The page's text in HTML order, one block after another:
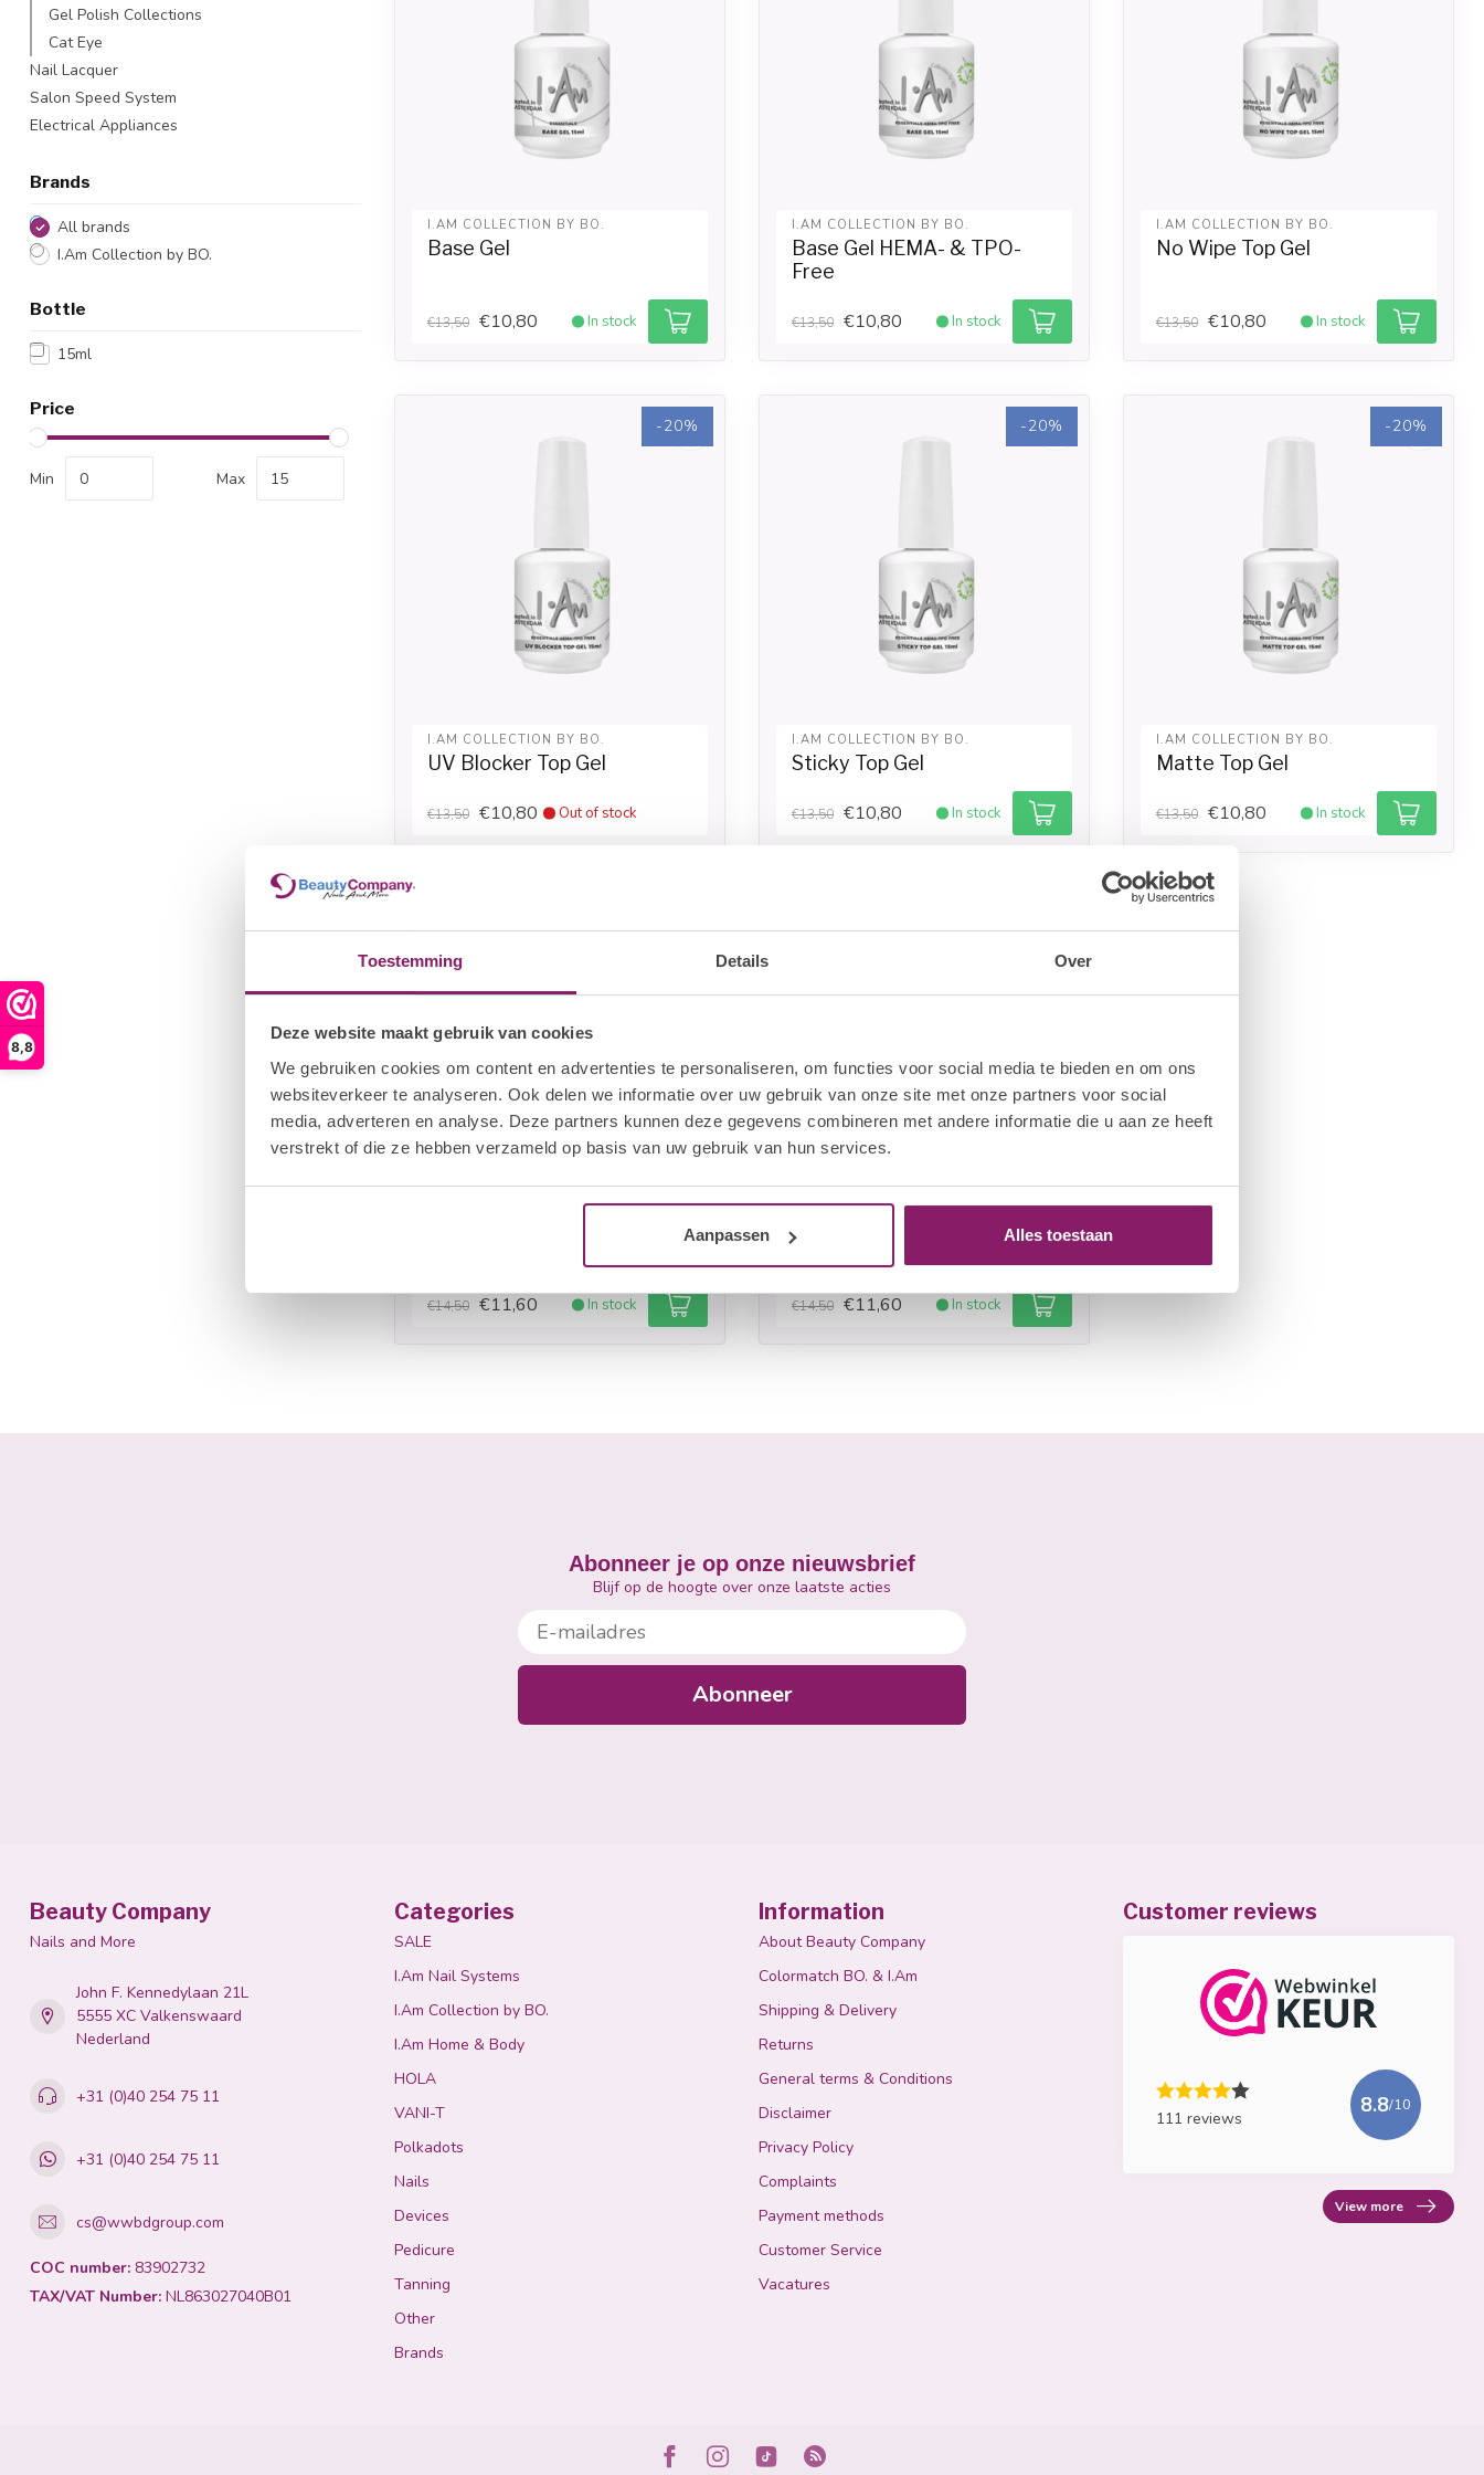
Toestemming Details Over
Deze website maakt gebruik van cookies
We gebruiken cookies om content en advertenties te personaliseren, om functies voor social media te bieden en om ons
websiteverkeer te analyseren. Ook delen we informatie over uw gebruik van onze site met onze partners voor social
media, adverteren en analyse. Deze partners kunnen deze gegevens combineren met andere informatie die u aan ze heeft
verstrekt of die ze hebben verzameld op basis van uw gebruik van hun services.
Aanpassen Alles toestaan
8,8
Gel Polish Collections
Cat Eye
Nail Lacquer
Salon Speed System
Electrical Appliances
Brands
All brands
I.Am Collection by BO.
Bottle
15ml
Price
Min Max
I.AM COLLECTION BY BO.
Base Gel
€13,50 €10,80 In stock
I.AM COLLECTION BY BO.
Base Gel HEMA- & TPO-
Free
€13,50 €10,80 In stock
I.AM COLLECTION BY BO.
No Wipe Top Gel
€13,50 €10,80 In stock
-20%
I.AM COLLECTION BY BO.
UV Blocker Top Gel
€13,50 €10,80 Out of stock
-20%
I.AM COLLECTION BY BO.
Sticky Top Gel
€13,50 €10,80 In stock
-20%
I.AM COLLECTION BY BO.
Matte Top Gel
€13,50 €10,80 In stock
€14,50 €11,60 In stock
I.AM COLLECTION BY BO.
€14,50 €11,60 In stock
Abonneer je op onze nieuwsbrief
Blijf op de hoogte over onze laatste acties
E-mailadres
Abonneer
Beauty Company
Nails and More
John F. Kennedylaan 21L
5555 XC Valkenswaard
Nederland
+31 (0)40 254 75 11
+31 (0)40 254 75 11
cs@wwbdgroup.com
COC number: 83902732
TAX/VAT Number: NL863027040B01
Categories
SALE
I.Am Nail Systems
I.Am Collection by BO.
I.Am Home & Body
HOLA
VANI-T
Polkadots
Nails
Devices
Pedicure
Tanning
Other
Brands
Information
About Beauty Company
Colormatch BO. & I.Am
Shipping & Delivery
Returns
General terms & Conditions
Disclaimer
Privacy Policy
Complaints
Payment methods
Customer Service
Vacatures
Customer reviews
111 reviews
8.8/10
View more